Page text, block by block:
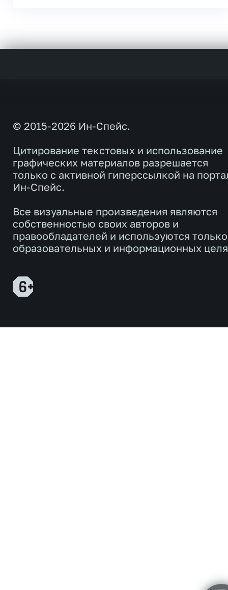
© 2015-2026 Ин-Спейс.
Цитирование текстовых и использование
графических материалов разрешается
только с активной гиперссылкой на
Ин-Спейс.
Все визуальные произведения являются
собственностью своих авторов и
правообладателей и используются
образовательных и информационных